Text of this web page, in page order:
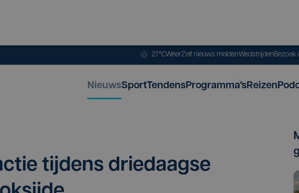
27°CWeerZelf nieuws meldenWedstrijdenBezoek
NieuwsSportTendensProgramma'sReizen
tij­dens drie­daag­se